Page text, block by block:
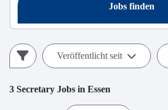
Jobs finden
Veröffentlicht seit
3 Secretary Jobs in Essen